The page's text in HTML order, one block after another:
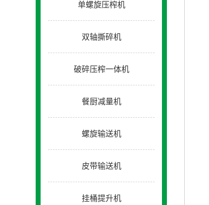
单螺旋压榨机
双轴撕碎机
破碎压榨一体机
餐厨减量机
螺旋输送机
皮带输送机
挂桶提升机